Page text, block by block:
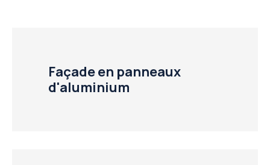
Façade en panneaux
d'aluminium